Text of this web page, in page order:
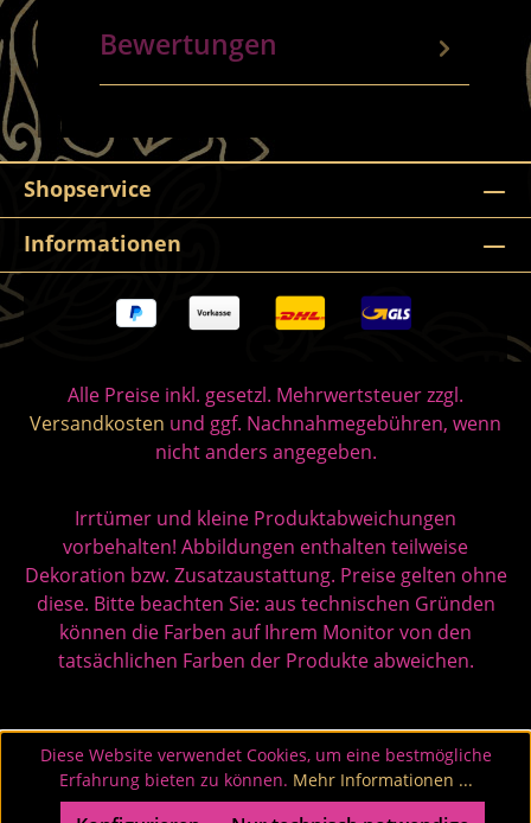
Bewertungen
Shopservice
Informationen
Alle Preise inkl. gesetzl. Mehrwertsteuer zzgl.
Versandkosten und ggf. Nachnahmegebühren, wenn
nicht anders angegeben.
Irrtümer und kleine Produktabweichungen
vorbehalten! Abbildungen enthalten teilweise
Dekoration bzw. Zusatzaustattung. Preise gelten ohne
diese. Bitte beachten Sie: aus technischen Gründen
können die Farben auf Ihrem Monitor von den
tatsächlichen Farben der Produkte abweichen.
Diese Website verwendet Cookies, um eine bestmögliche
Erfahrung bieten zu können. Mehr Informationen ...